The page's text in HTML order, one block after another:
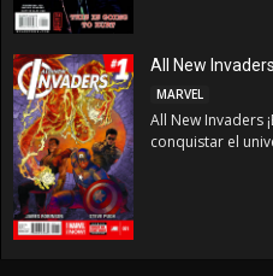
All New
MARVEL
All New Invaders
conquistar el